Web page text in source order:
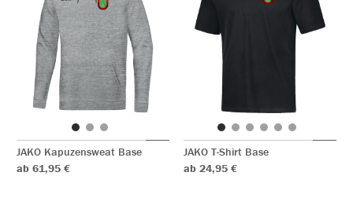
JAKO Kapuzensweat Base
ab 61,95 €
JAKO T-Shirt Base
ab 24,95 €